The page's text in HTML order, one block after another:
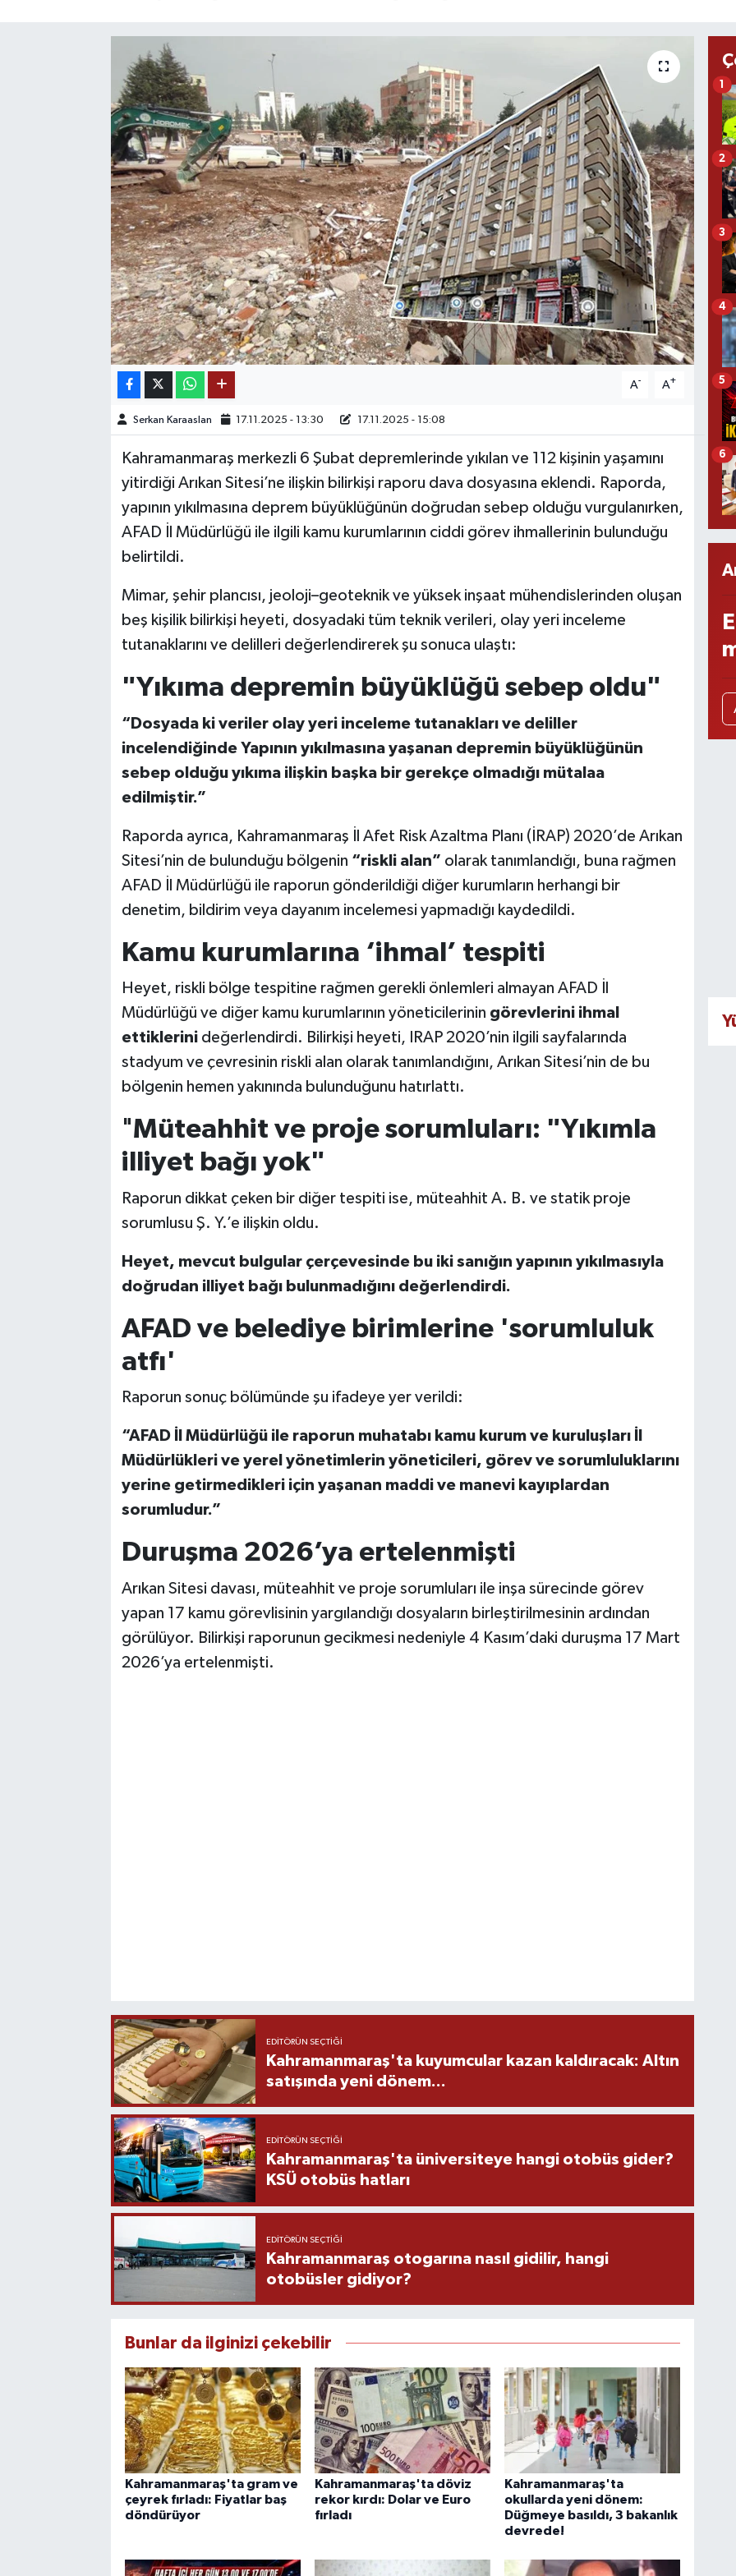
A- A+
Serkan Karaaslan 17.11.2025 - 13:30 17.11.2025 - 15:08
Kahramanmaraş merkezli 6 Şubat depremlerinde yıkılan ve 112 kişinin yaşamını
yitirdiği Arıkan Sitesi’ne ilişkin bilirkişi raporu dava dosyasına eklendi. Raporda,
yapının yıkılmasına deprem büyüklüğünün doğrudan sebep olduğu vurgulanırken,
AFAD İl Müdürlüğü ile ilgili kamu kurumlarının ciddi görev ihmallerinin bulunduğu
belirtildi.
Mimar, şehir plancısı, jeoloji–geoteknik ve yüksek inşaat mühendislerinden oluşan
beş kişilik bilirkişi heyeti, dosyadaki tüm teknik verileri, olay yeri inceleme
tutanaklarını ve delilleri değerlendirerek şu sonuca ulaştı:
"Yıkıma depremin büyüklüğü sebep oldu"
“Dosyada ki veriler olay yeri inceleme tutanakları ve deliller
incelendiğinde Yapının yıkılmasına yaşanan depremin büyüklüğünün
sebep olduğu yıkıma ilişkin başka bir gerekçe olmadığı mütalaa
edilmiştir.”
Raporda ayrıca, Kahramanmaraş İl Afet Risk Azaltma Planı (İRAP) 2020’de Arıkan
Sitesi’nin de bulunduğu bölgenin “riskli alan” olarak tanımlandığı, buna rağmen
AFAD İl Müdürlüğü ile raporun gönderildiği diğer kurumların herhangi bir
denetim, bildirim veya dayanım incelemesi yapmadığı kaydedildi.
Kamu kurumlarına ‘ihmal’ tespiti
Heyet, riskli bölge tespitine rağmen gerekli önlemleri almayan AFAD İl
Müdürlüğü ve diğer kamu kurumlarının yöneticilerinin görevlerini ihmal
ettiklerinideğerlendirdi. Bilirkişi heyeti, IRAP 2020’nin ilgili sayfalarında
stadyum ve çevresinin riskli alan olarak tanımlandığını, Arıkan Sitesi’nin de bu
bölgenin hemen yakınında bulunduğunu hatırlattı.
"Müteahhit ve proje sorumluları: "Yıkımla
illiyet bağı yok"
Raporun dikkat çeken bir diğer tespiti ise, müteahhit A. B. ve statik proje
sorumlusu Ş. Y.’e ilişkin oldu.
Heyet, mevcut bulgular çerçevesinde bu iki sanığın yapının yıkılmasıyla
doğrudan illiyet bağı bulunmadığını değerlendirdi.
AFAD ve belediye birimlerine 'sorumluluk
atfı'
Raporun sonuç bölümünde şu ifadeye yer verildi:
“AFAD İl Müdürlüğü ile raporun muhatabı kamu kurum ve kuruluşları İl
Müdürlükleri ve yerel yönetimlerin yöneticileri, görev ve sorumluluklarını
yerine getirmedikleri için yaşanan maddi ve manevi kayıplardan
sorumludur.”
Duruşma 2026’ya ertelenmişti
Arıkan Sitesi davası, müteahhit ve proje sorumluları ile inşa sürecinde görev
yapan 17 kamu görevlisinin yargılandığı dosyaların birleştirilmesinin ardından
görülüyor. Bilirkişi raporunun gecikmesi nedeniyle 4 Kasım’daki duruşma 17 Mart
2026’ya ertelenmişti.
EDITÖRÜN SEÇTIĞI
Kahramanmaraş'ta kuyumcular kazan kaldıracak: Altın
satışında yeni dönem...
EDITÖRÜN SEÇTIĞI
Kahramanmaraş'ta üniversiteye hangi otobüs gider?
KSÜ otobüs hatları
EDITÖRÜN SEÇTIĞI
Kahramanmaraş otogarına nasıl gidilir, hangi
otobüsler gidiyor?
Bunlar da ilginizi çekebilir
Kahramanmaraş'ta gram ve
çeyrek fırladı: Fiyatlar baş
döndürüyor
Kahramanmaraş'ta döviz
rekor kırdı: Dolar ve Euro
fırladı
Kahramanmaraş'ta
okullarda yeni dönem:
Düğmeye basıldı, 3 bakanlık
devrede!
1
2
3
4
5
6
OTOMOTİV
KÜLTÜR SANAT